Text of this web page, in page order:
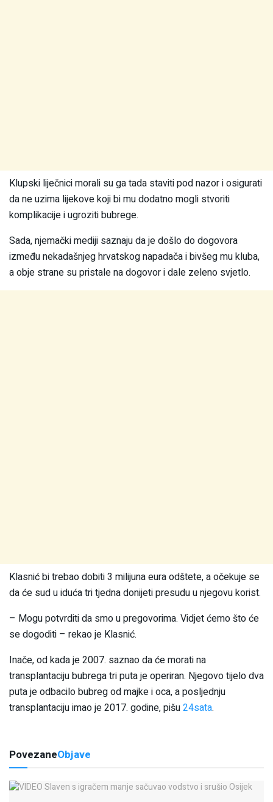
Klupski liječnici morali su ga tada staviti pod nazor i osigurati
da ne uzima lijekove koji bi mu dodatno mogli stvoriti
komplikacije i ugroziti bubrege.
Sada, njemački mediji saznaju da je došlo do dogovora
između nekadašnjeg hrvatskog napadača i bivšeg mu kluba,
a obje strane su pristale na dogovor i dale zeleno svjetlo.
Klasnić bi trebao dobiti 3 milijuna eura odštete, a očekuje se
da će sud u iduća tri tjedna donijeti presudu u njegovu korist.
– Mogu potvrditi da smo u pregovorima. Vidjet ćemo što će
se dogoditi – rekao je Klasnić.
Inače, od kada je 2007. saznao da će morati na
transplantaciju bubrega tri puta je operiran. Njegovo tijelo dva
puta je odbacilo bubreg od majke i oca, a posljednju
transplantaciju imao je 2017. godine, pišu24sata.
PovezaneObjave